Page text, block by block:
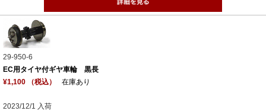
29-950-6
EC用タイヤ付ギヤ車輪 黒長
¥1,100 （税込）
在庫あり
2023/12/1 入荷